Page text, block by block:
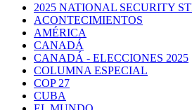
2025 NATIONAL SECURITY
ACONTECIMIENTOS
AMÉRICA
CANADÁ
CANADÁ - ELECCIONES 2025
COLUMNA ESPECIAL
COP 27
CUBA